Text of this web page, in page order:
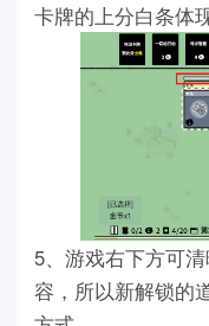
卡牌的上分白条体
5、游戏右下方可
容，所以新解锁的